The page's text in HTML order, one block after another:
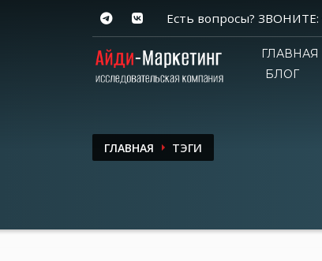
Есть вопросы? ЗВОНИТЕ:
ГЛАВНАЯ
БЛОГ
ГЛАВНАЯ ТЭГИ